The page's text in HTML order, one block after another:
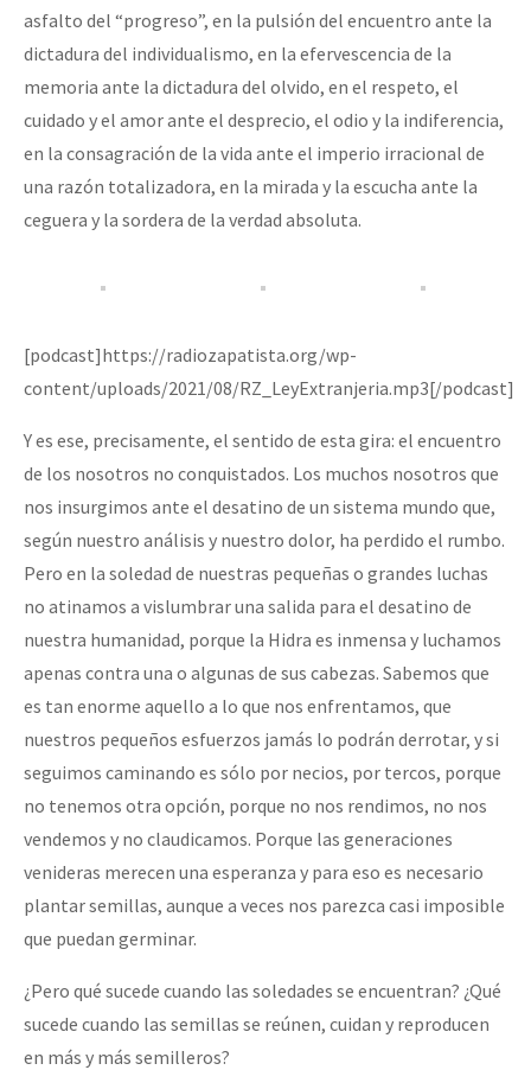
asfalto del “progreso”, en la pulsión del encuentro ante la
dictadura del individualismo, en la efervescencia de la
memoria ante la dictadura del olvido, en el respeto, el
cuidado y el amor ante el desprecio, el odio y la indiferencia,
en la consagración de la vida ante el imperio irracional de
una razón totalizadora, en la mirada y la escucha ante la
ceguera y la sordera de la verdad absoluta.
[podcast]https://radiozapatista.org/wp-
content/uploads/2021/08/RZ_LeyExtranjeria.mp3[/podcast]
Y es ese, precisamente, el sentido de esta gira: el encuentro
de los nosotros no conquistados. Los muchos nosotros que
nos insurgimos ante el desatino de un sistema mundo que,
según nuestro análisis y nuestro dolor, ha perdido el rumbo.
Pero en la soledad de nuestras pequeñas o grandes luchas
no atinamos a vislumbrar una salida para el desatino de
nuestra humanidad, porque la Hidra es inmensa y luchamos
apenas contra una o algunas de sus cabezas. Sabemos que
es tan enorme aquello a lo que nos enfrentamos, que
nuestros pequeños esfuerzos jamás lo podrán derrotar, y si
seguimos caminando es sólo por necios, por tercos, porque
no tenemos otra opción, porque no nos rendimos, no nos
vendemos y no claudicamos. Porque las generaciones
venideras merecen una esperanza y para eso es necesario
plantar semillas, aunque a veces nos parezca casi imposible
que puedan germinar.
¿Pero qué sucede cuando las soledades se encuentran? ¿Qué
sucede cuando las semillas se reúnen, cuidan y reproducen
en más y más semilleros?